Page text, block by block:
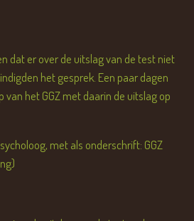
dat er over de uitslag van de test niet
het gesprek. Een paar dagen
van het GGZ met daarin de uitslag op
met als onderschrift: GGZ